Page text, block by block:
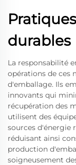
durables
La responsabilité
opérations de ces
d'emballage. Ils
innovants qui
récupération des
utilisent des
sources d'énergie
réduisant ainsi
production
soigneusement